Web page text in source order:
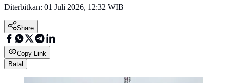
Diterbitkan: 01 Juli 2026, 12:32 WIB
Share
Copy Link
Batal